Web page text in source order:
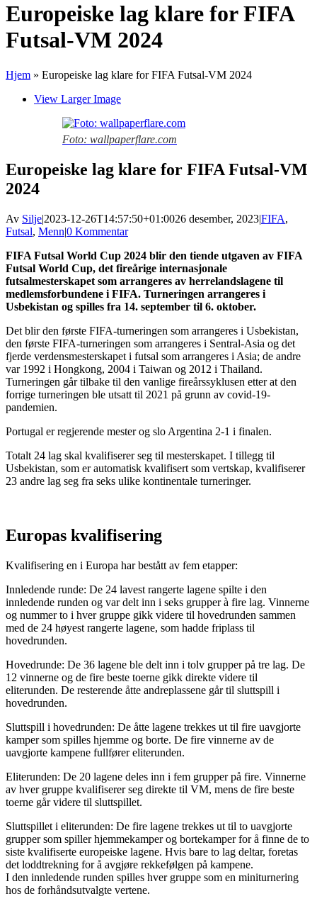
Europeiske lag klare for FIFA
Futsal-VM 2024
Hjem » Europeiske lag klare for FIFA Futsal-VM 2024
View Larger Image
Foto: wallpaperflare.com
Europeiske lag klare for FIFA Futsal-VM
2024
Av Silje|2023-12-26T14:57:50+01:0026 desember, 2023|FIFA,
Futsal, Menn|0 Kommentar
FIFA Futsal World Cup 2024 blir den tiende utgaven av FIFA
Futsal World Cup, det fireårige internasjonale
futsalmesterskapet som arrangeres av herrelandslagene til
medlemsforbundene i FIFA. Turneringen arrangeres i
Usbekistan og spilles fra 14. september til 6. oktober.
Det blir den første FIFA-turneringen som arrangeres i Usbekistan,
den første FIFA-turneringen som arrangeres i Sentral-Asia og det
fjerde verdensmesterskapet i futsal som arrangeres i Asia; de andre
var 1992 i Hongkong, 2004 i Taiwan og 2012 i Thailand.
Turneringen går tilbake til den vanlige fireårssyklusen etter at den
forrige turneringen ble utsatt til 2021 på grunn av covid-19-
pandemien.
Portugal er regjerende mester og slo Argentina 2-1 i finalen.
Totalt 24 lag skal kvalifiserer seg til mesterskapet. I tillegg til
Usbekistan, som er automatisk kvalifisert som vertskap, kvalifiserer
23 andre lag seg fra seks ulike kontinentale turneringer.
Europas kvalifisering
Kvalifisering en i Europa har bestått av fem etapper:
Innledende runde: De 24 lavest rangerte lagene spilte i den
innledende runden og var delt inn i seks grupper à fire lag. Vinnerne
og nummer to i hver gruppe gikk videre til hovedrunden sammen
med de 24 høyest rangerte lagene, som hadde friplass til
hovedrunden.
Hovedrunde: De 36 lagene ble delt inn i tolv grupper på tre lag. De
12 vinnerne og de fire beste toerne gikk direkte videre til
eliterunden. De resterende åtte andreplassene går til sluttspill i
hovedrunden.
Sluttspill i hovedrunden: De åtte lagene trekkes ut til fire uavgjorte
kamper som spilles hjemme og borte. De fire vinnerne av de
uavgjorte kampene fullfører eliterunden.
Eliterunden: De 20 lagene deles inn i fem grupper på fire. Vinnerne
av hver gruppe kvalifiserer seg direkte til VM, mens de fire beste
toerne går videre til sluttspillet.
Sluttspillet i eliterunden: De fire lagene trekkes ut til to uavgjorte
grupper som spiller hjemmekamper og bortekamper for å finne de to
siste kvalifiserte europeiske lagene. Hvis bare to lag deltar, foretas
det loddtrekning for å avgjøre rekkefølgen på kampene.
I den innledende runden spilles hver gruppe som en miniturnering
hos de forhåndsutvalgte vertene.